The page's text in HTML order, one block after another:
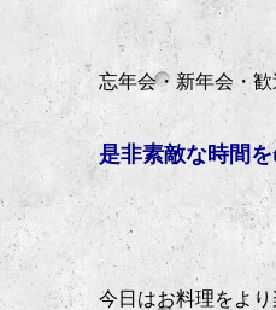
忘年会・新年会・
是非素敵な時間を
今日はお料理をより